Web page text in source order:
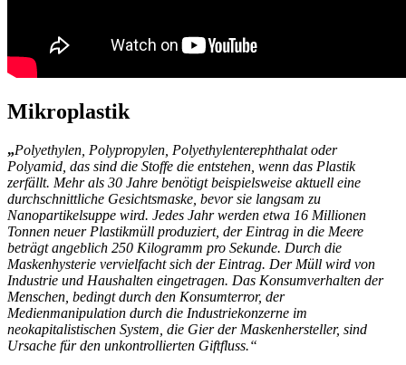
Mikroplastik
„Polyethylen, Polypropylen, Polyethylenterephthalat oder
Polyamid, das sind die Stoffe die entstehen, wenn das Plastik
zerfällt. Mehr als 30 Jahre benötigt beispielsweise aktuell eine
durchschnittliche Gesichtsmaske, bevor sie langsam zu
Nanopartikelsuppe wird. Jedes Jahr werden etwa 16 Millionen
Tonnen neuer Plastikmüll produziert, der Eintrag in die Meere
beträgt angeblich 250 Kilogramm pro Sekunde. Durch die
Maskenhysterie vervielfacht sich der Eintrag. Der Müll wird von
Industrie und Haushalten eingetragen. Das Konsumverhalten der
Menschen, bedingt durch den Konsumterror, der
Medienmanipulation durch die Industriekonzerne im
neokapitalistischen System, die Gier der Maskenhersteller, sind
Ursache für den unkontrollierten Giftfluss.“